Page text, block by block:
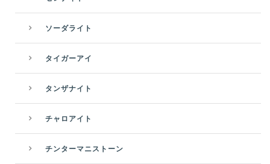
ソーダライト
タイガーアイ
タンザナイト
チャロアイト
チンターマニストーン